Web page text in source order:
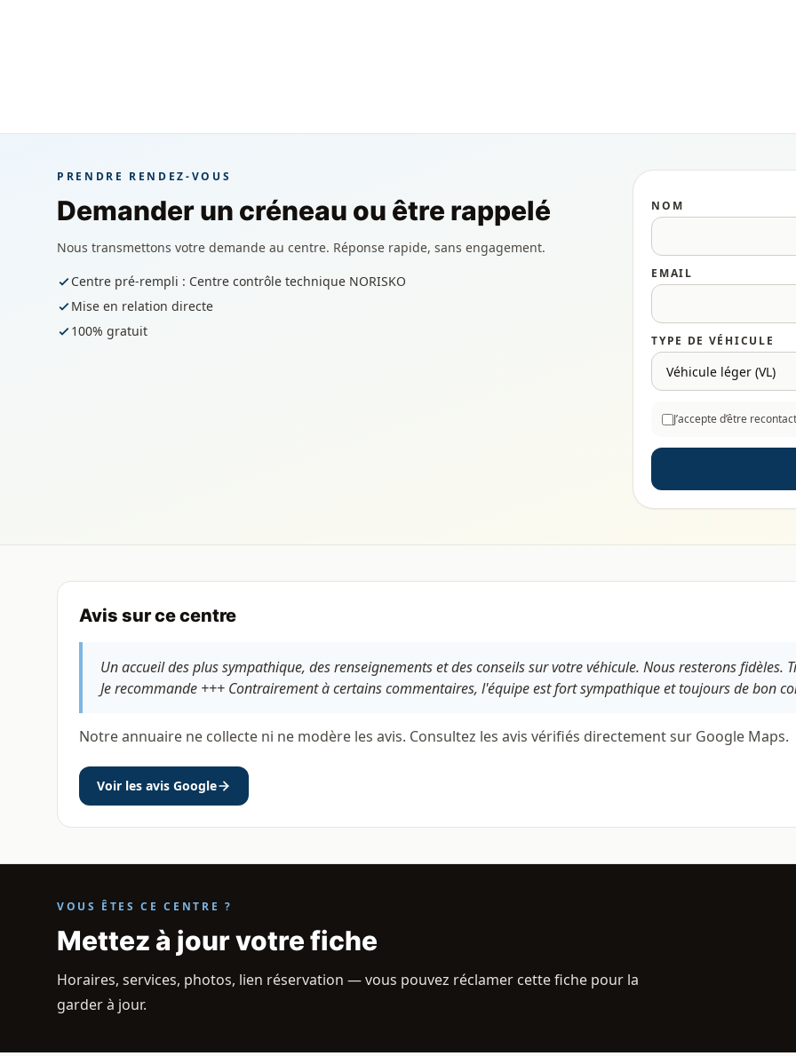
PRENDRE RENDEZ-VOUS
Demander un créneau ou être rappelé
Nous transmettons votre demande au centre. Réponse rapide, sans engagement.
Centre pré-rempli : Centre contrôle technique NORISKO
Mise en relation directe
100% gratuit
NOM
EMAIL
TYPE DE VÉHICULE
J’accepte d’être
Avis sur ce centre
Un accueil des plus sympathique, des renseignements et des conseils sur votre véhicule. Nous resterons
Je recommande +++ Contrairement à certains commentaires, l'équipe est fort sympathique et toujours de bon
Notre annuaire ne collecte ni ne modère les avis. Consultez les avis vérifiés directement sur Google Maps.
Voir les avis Google
VOUS ÊTES CE CENTRE ?
Mettez à jour votre fiche
Horaires, services, photos, lien réservation — vous pouvez réclamer cette fiche pour la
garder à jour.